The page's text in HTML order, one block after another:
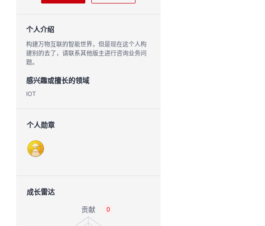
个人介绍
构建万物互联的智能世界，但是现在这个人构
建别的去了，请联系其他版主进行咨询业务问
题。
感兴趣或擅长的领域
IOT
个人勋章
成长雷达
0